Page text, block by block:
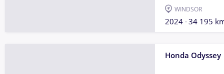
WINDSOR
2024 34 195
Honda Odyssey